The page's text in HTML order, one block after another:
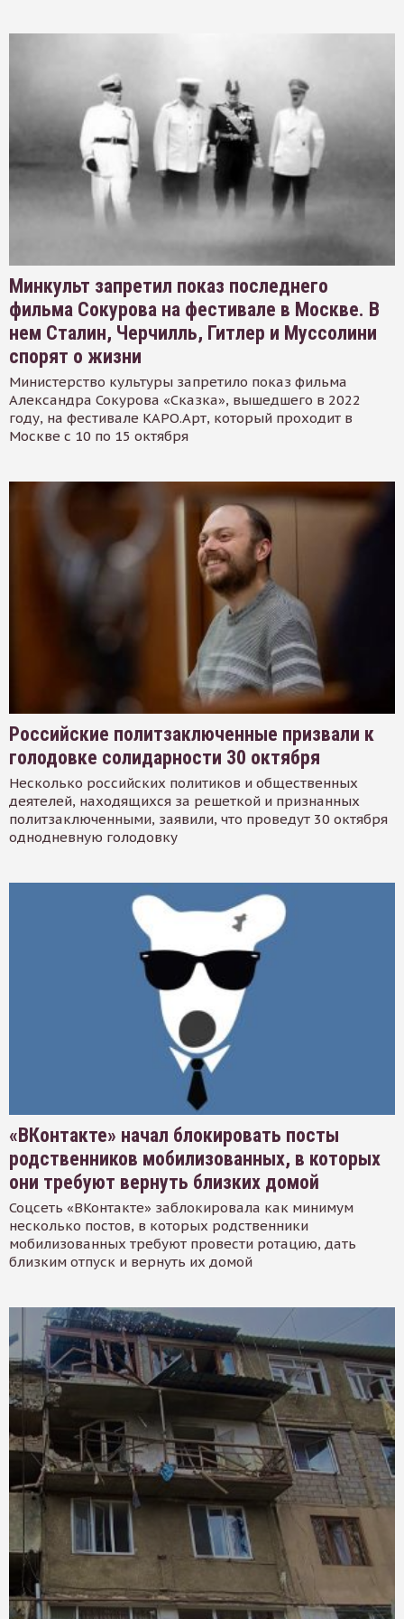
Минкульт запретил показ последнего
фильма Сокурова на фестивале в Москве. В
нем Сталин, Черчилль, Гитлер и Муссолини
спорят о жизни
Министерство культуры запретило показ фильма
Александра Сокурова «Сказка», вышедшего в 2022
году, на фестивале КАРО.Арт, который проходит в
Москве с 10 по 15 октября
Российские политзаключенные призвали к
голодовке солидарности 30 октября
Несколько российских политиков и общественных
деятелей, находящихся за решеткой и признанных
политзаключенными, заявили, что проведут 30 октября
однодневную голодовку
«ВКонтакте» начал блокировать посты
родственников мобилизованных, в которых
они требуют вернуть близких домой
Соцсеть «ВКонтакте» заблокировала как минимум
несколько постов, в которых родственники
мобилизованных требуют провести ротацию, дать
близким отпуск и вернуть их домой